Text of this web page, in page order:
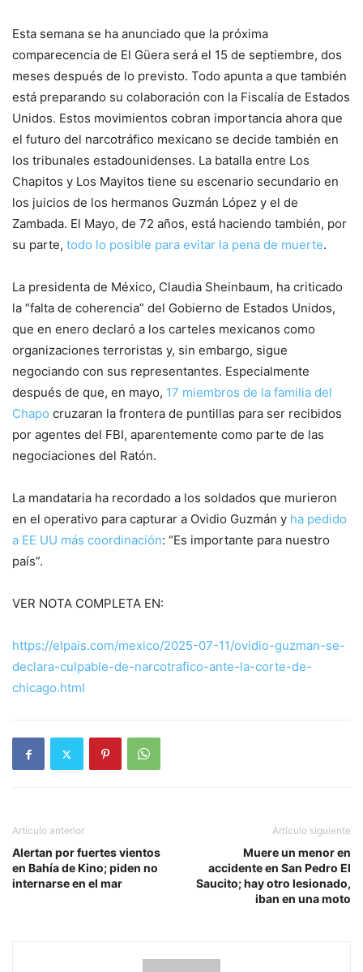
Esta semana se ha anunciado que la próxima
comparecencia de El Güera será el 15 de septiembre, dos
meses después de lo previsto. Todo apunta a que también
está preparando su colaboración con la Fiscalía de Estados
Unidos. Estos movimientos cobran importancia ahora que
el futuro del narcotráfico mexicano se decide también en
los tribunales estadounidenses. La batalla entre Los
Chapitos y Los Mayitos tiene su escenario secundario en
los juicios de los hermanos Guzmán López y el de
Zambada. El Mayo, de 72 años, está haciendo también, por
su parte, todo lo posible para evitar la pena de muerte.
La presidenta de México, Claudia Sheinbaum, ha criticado
la “falta de coherencia” del Gobierno de Estados Unidos,
que en enero declaró a los carteles mexicanos como
organizaciones terroristas y, sin embargo, sigue
negociando con sus representantes. Especialmente
después de que, en mayo, 17 miembros de la familia del
Chapo cruzaran la frontera de puntillas para ser recibidos
por agentes del FBI, aparentemente como parte de las
negociaciones del Ratón.
La mandataria ha recordado a los soldados que murieron
en el operativo para capturar a Ovidio Guzmán y ha pedido
a EE UU más coordinación: “Es importante para nuestro
país”.
VER NOTA COMPLETA EN:
https://elpais.com/mexico/2025-07-11/ovidio-guzman-se-
declara-culpable-de-narcotrafico-ante-la-corte-de-
chicago.html
Artículo anterior
Alertan por fuertes vientos
en Bahía de Kino; piden no
internarse en el mar
Artículo siguiente
Muere un menor en
accidente en San Pedro El
Saucito; hay otro lesionado,
iban en una moto